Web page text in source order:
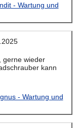
- Wartung und
gerne wieder
kann
- Wartung und